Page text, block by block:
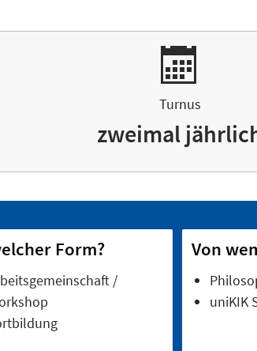
Turnus
zweimal
Form?
/
Von
uniKIK